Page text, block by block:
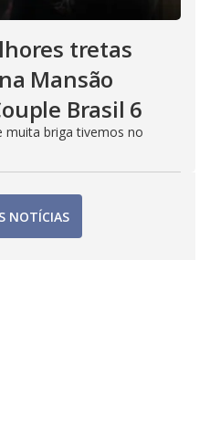
tretas
Mansão
Brasil 6
muita briga tivemos no
NOTÍCIAS